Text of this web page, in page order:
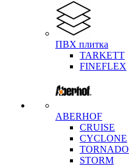
ПВХ плитка
TARKETT
FINEFLEX
ABERHOF
CRUISE
CYCLONE
TORNADO
STORM